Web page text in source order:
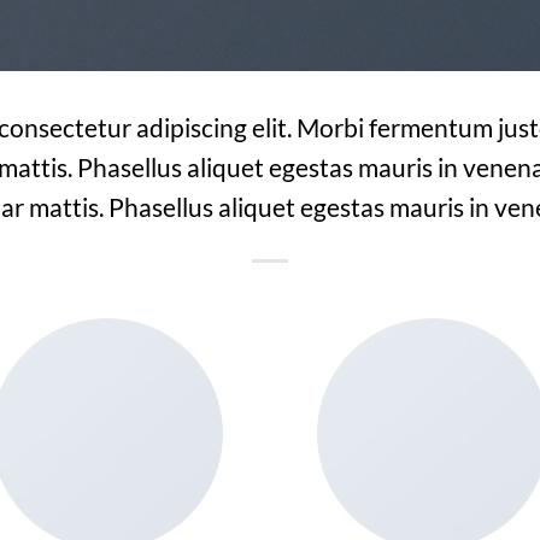
adipiscing elit. Morbi fermentum
Phasellus aliquet egestas mauris in
mattis. Phasellus aliquet egestas mauris in